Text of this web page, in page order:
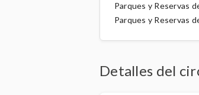
Parques y Reservas
Parques y Reservas
Detalles del